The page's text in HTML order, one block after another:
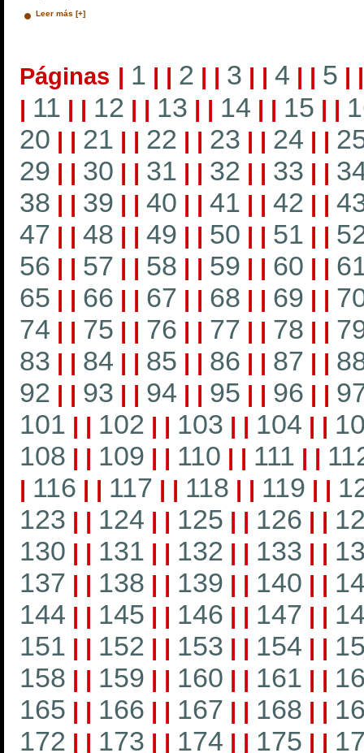
Leer más [+]
Páginas | 1 | | 2 | | 3 | | 4 | | 5 |
| 11 | | 12 | | 13 | | 14 | | 15 | |
20 | | 21 | | 22 | | 23 | | 24 | |
29 | | 30 | | 31 | | 32 | | 33 | |
38 | | 39 | | 40 | | 41 | | 42 | |
47 | | 48 | | 49 | | 50 | | 51 | |
56 | | 57 | | 58 | | 59 | | 60 | |
65 | | 66 | | 67 | | 68 | | 69 | |
74 | | 75 | | 76 | | 77 | | 78 | |
83 | | 84 | | 85 | | 86 | | 87 | |
92 | | 93 | | 94 | | 95 | | 96 | |
101 | | 102 | | 103 | | 104 | |
108 | | 109 | | 110 | | 111 | |
| 116 | | 117 | | 118 | | 119 | |
123 | | 124 | | 125 | | 126 | |
130 | | 131 | | 132 | | 133 | |
137 | | 138 | | 139 | | 140 | |
144 | | 145 | | 146 | | 147 | |
151 | | 152 | | 153 | | 154 | |
158 | | 159 | | 160 | | 161 | |
165 | | 166 | | 167 | | 168 | |
172 | | 173 | | 174 | | 175 | |